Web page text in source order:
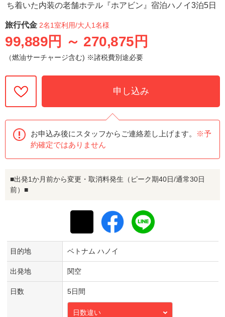
ち着いた内装の老舗ホテル『ホアビン』宿泊ハノイ3泊5日
旅行代金 2名1室利用/大人1名様
99,889円 ～ 270,875円
（燃油サーチャージ含む) ※諸税費別途必要
申し込み
お申込み後にスタッフからご連絡差し上げます。
※予
約確定ではありません
■出発1か月前から変更・取消料発生（ピーク期40日/通常30日
前）■
目的地 ベトナム ハノイ
出発地 関空
日数 5日間
日数違い